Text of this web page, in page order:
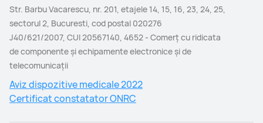
Str. Barbu Vacarescu, nr. 201, etajele 14, 15, 16, 23, 24, 25,
sectorul 2, Bucuresti, cod postal 020276
J40/621/2007, CUI 20567140, 4652 - Comerţ cu ridicata
de componente şi echipamente electronice şi de
telecomunicaţii
Aviz dispozitive medicale 2022
Certificat constatator ONRC